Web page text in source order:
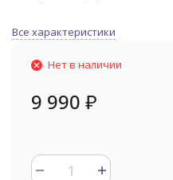
Все характеристики
Нет в наличии
9 990 ₽